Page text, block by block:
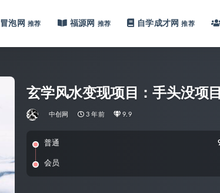
冒泡网 推荐 福源网 推荐 自学成才网 推荐
玄学风水变现项目：手头没项
中创网 3 年前 9.9
普通
会员